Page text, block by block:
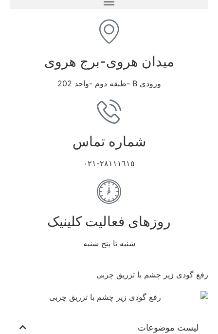
میدان هروی-برج هروی
ورودی B -طبقه دوم -واحد 202
شماره تماس
٢٨١١١٦١٥-٠٢١
روزهای فعالیت کلینیک
شنبه تا پنج شنبه
رفع گودی زیر چشم با تزریق چربی
لیست موضوعات